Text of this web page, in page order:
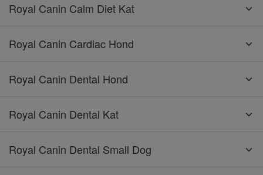
Royal Canin Calm Diet Kat
Royal Canin Cardiac Hond
Royal Canin Dental Hond
Royal Canin Dental Kat
Royal Canin Dental Small Dog